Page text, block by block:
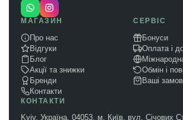
МАГАЗИН
Про нас
Відгуки
Блог
Акції та знижки
Бренди
Контакти
СЕРВІС
Бонуси
Оплата і
Обмін і
Ваші
КОНТАКТИ
Kyiv, Україна, 04053, м. Київ, вул. Січових